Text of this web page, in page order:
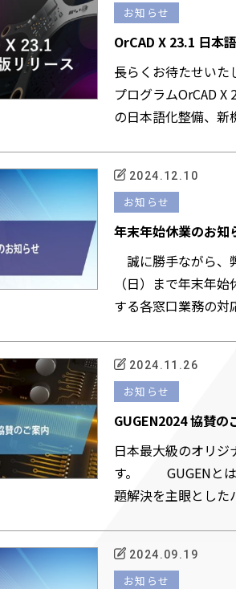
お知らせ
OrCAD X 23.1 日本
長らくお待たせいた
プログラムOrCAD
の日本語化整備、新
2024.12.10
お知らせ
年末年始休業のお知
誠に勝手ながら、
（日）まで年末年
する各窓口業務の対
2024.11.26
お知らせ
GUGEN2024 協賛の
日本最大級のオリ
す。 GUGENと
題解決を主眼とし
2024.09.19
お知らせ